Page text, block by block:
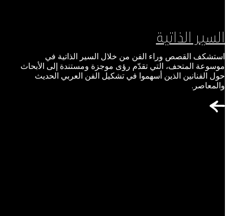
السير الذاتية
استشكف القصص وراء الفن من خلال السير الذاتية في
موسوعة المتحف، التي تقدّم رؤى موجزة ومستندة إلى الأبحاث
حول الفنانين الذين أسهموا في تشكيل الفن العربي الحديث
والمعاصر.